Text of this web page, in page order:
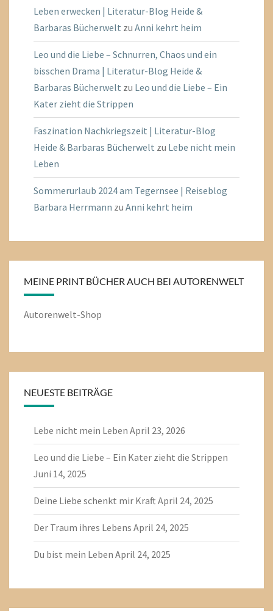
Leben erwecken | Literatur-Blog Heide &
Barbaras Bücherwelt zu Anni kehrt heim
Leo und die Liebe – Schnurren, Chaos und ein
bisschen Drama | Literatur-Blog Heide &
Barbaras Bücherwelt zu Leo und die Liebe – Ein
Kater zieht die Strippen
Faszination Nachkriegszeit | Literatur-Blog
Heide & Barbaras Bücherwelt zu Lebe nicht mein
Leben
Sommerurlaub 2024 am Tegernsee | Reiseblog
Barbara Herrmann zu Anni kehrt heim
MEINE PRINT BÜCHER AUCH BEI AUTORENWELT
Autorenwelt-Shop
NEUESTE BEITRÄGE
Lebe nicht mein Leben April 23, 2026
Leo und die Liebe – Ein Kater zieht die Strippen
Juni 14, 2025
Deine Liebe schenkt mir KraftApril 24, 2025
Der Traum ihres Lebens April 24, 2025
Du bist mein Leben April 24, 2025